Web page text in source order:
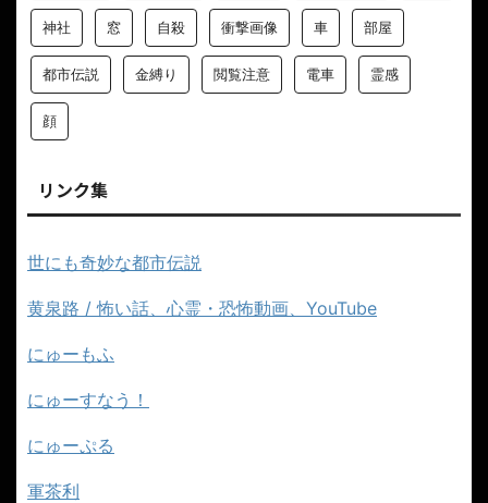
神社 窓 自殺 衝撃画像 車 部屋
都市伝説 金縛り 閲覧注意 電車 霊感
顔
リンク集
世にも奇妙な都市伝説
黄泉路 / 怖い話、心霊・恐怖動画、YouTube
にゅーもふ
にゅーすなう！
にゅーぷる
軍茶利